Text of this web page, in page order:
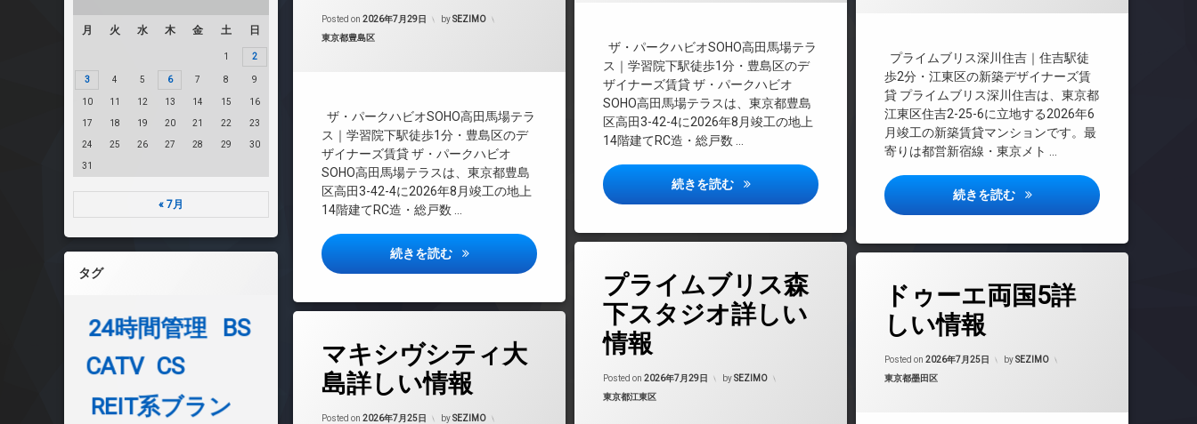
ザ・パークハビオSOHO高田馬場テラ
ス｜学習院下駅徒歩1分・豊島区のデ
ザイナーズ賃貸 ザ・パークハビオ
SOHO高田馬場テラスは、東京都豊島
区高田3-42-4に2026年8月竣工の地上
14階建てRC造・総戸数 …
続きを読む ザ・パークハビオSOHO高田馬場テラス詳しい情報
インターネット
エレベーター
オートロック
ペット可
防犯カメラ
プライムブリス深川住吉｜住吉駅徒
歩2分・江東区の新築デザイナーズ賃
貸 プライムブリス深川住吉は、東京都
江東区住吉2-25-6に立地する2026年6
月竣工の新築賃貸マンションです。最
寄りは都営新宿線・東京メト …
続きを読む プライムブリス深川住吉詳しい
TVドアホン
インターネット
エレベーター
オートロック
デザイナーズ
敷地内ゴミ置き場
防犯カメラ
駐輪場
Posted on 2026年7月29日 bySEZIMO
カテゴリー:
東京都豊島区
ザ・パークハビオSOHO高田馬場テラ
ス｜学習院下駅徒歩1分・豊島区のデ
ザイナーズ賃貸 ザ・パークハビオ
SOHO高田馬場テラスは、東京都豊島
区高田3-42-4に2026年8月竣工の地上
14階建てRC造・総戸数 …
続きを読む ザ・パークハビオSOHO高田馬場テラス詳しい情報
CATV
TVドアホン
インターネット無料
エレベーター
オートロック
宅配ボックス
敷地内ゴミ置き場
プライムブリス森
下スタジオ詳しい
情報
Posted on 2026年7月29日 bySEZIMO
カテゴリー:
東京都江東区
24時間管理
CATV
REIT系ブランドマンション
ドゥーエ両国5詳
しい情報
Posted on 2026年7月25日 bySEZIMO
カテゴリー:
東京都墨田区
24時間管理
CATV
マキシヴシティ大
島詳しい情報
Posted on 2026年7月25日 bySEZIMO
24時間管理
CATV
月 火 水 木 金 土 日
1 2
3 4 5 6 7 8 9
10 11 12 13 14 15 16
17 18 19 20 21 22 23
24 25 26 27 28 29 30
31
« 7月
タグ
24時間管理
BS
CATV CS
REIT系ブラン